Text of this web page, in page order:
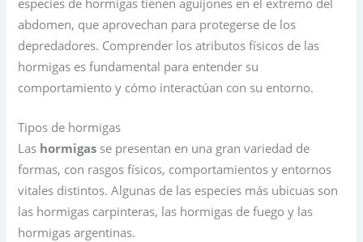
abdomen, que aprovechan para protegerse de los
depredadores. Comprender los atributos físicos de las
hormigas es fundamental para entender su
comportamiento y cómo interactúan con su entorno.
Tipos de hormigas
Las hormigas se presentan en una gran variedad de
formas, con rasgos físicos, comportamientos y entornos
vitales distintos. Algunas de las especies más ubicuas son
las hormigas carpinteras, las hormigas de fuego y las
hormigas argentinas.